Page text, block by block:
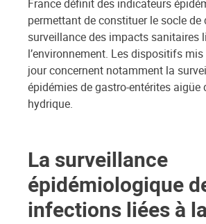
France définit des indicateurs
permettant de constituer le socle
surveillance des impacts sanitaires
l’environnement. Les dispositifs
jour concernent notamment la
épidémies de gastro-entérites aigüe
hydrique.
La surveillance
épidémiologique
infections liées à la